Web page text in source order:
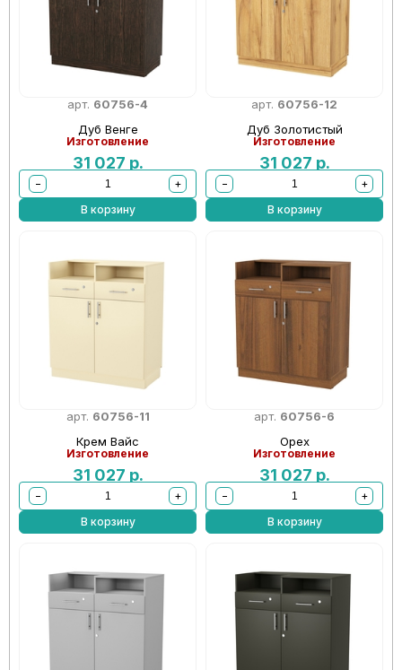
арт. 60756-4
Дуб Венге
Изготовление
31 027 р.
−
+
В корзину
арт. 60756-12
Дуб Золотистый
Изготовление
31 027 р.
−
+
В корзину
арт. 60756-11
Крем Вайс
Изготовление
31 027 р.
−
+
В корзину
арт. 60756-6
Орех
Изготовление
31 027 р.
−
+
В корзину